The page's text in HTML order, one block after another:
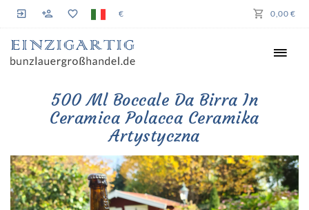
€ 0,00 €
500 Ml Boccale Da Birra In
Ceramica Polacca Ceramika
Artystyczna